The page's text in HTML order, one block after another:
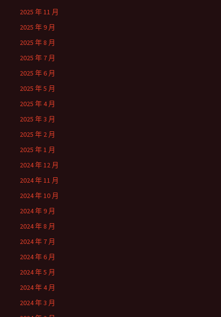
2025 年 11 月
2025 年 9 月
2025 年 8 月
2025 年 7 月
2025 年 6 月
2025 年 5 月
2025 年 4 月
2025 年 3 月
2025 年 2 月
2025 年 1 月
2024 年 12 月
2024 年 11 月
2024 年 10 月
2024 年 9 月
2024 年 8 月
2024 年 7 月
2024 年 6 月
2024 年 5 月
2024 年 4 月
2024 年 3 月